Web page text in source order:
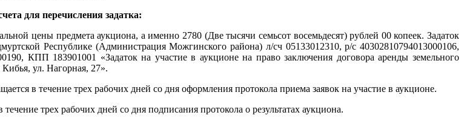
для перечисления задатка:
цены предмета аукциона, а именно 2780 (Две тысячи семьсот восемьдесят) рублей 00 копеек. Задаток
Республике (Администрация Можгинского района) л/сч 05133012310, р/с 40302810794013000106,
КПП 183901001 «Задаток на участие в аукционе на право заключения договора аренды земельного
ул. Нагорная, 27».
в течение трех рабочих дней со дня оформления протокола приема заявок на участие в аукционе.
трех рабочих дней со дня подписания протокола о результатах аукциона.